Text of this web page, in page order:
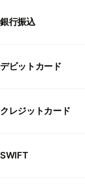
銀行振込
デビットカード
クレジットカード
SWIFT